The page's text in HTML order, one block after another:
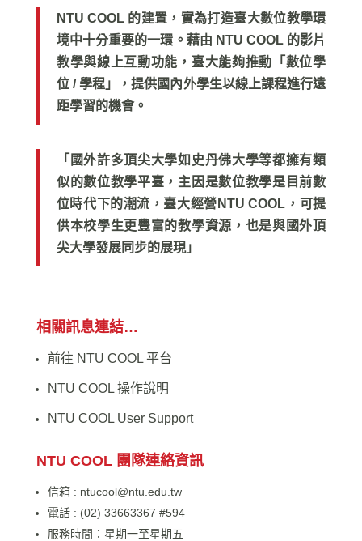
NTU COOL 的建置，實為打造臺大數位教學環
境中十分重要的一環。藉由 NTU COOL 的影片
教學與線上互動功能，臺大能夠推動「數位學
位 / 學程」，提供國內外學生以線上課程進行遠
距學習的機會。
「國外許多頂尖大學如史丹佛大學等都擁有類
似的數位教學平臺，主因是數位教學是目前數
位時代下的潮流，臺大經營NTU COOL，可提
供本校學生更豐富的教學資源，也是與國外頂
尖大學發展同步的展現」
相關訊息連結…
前往 NTU COOL 平台
NTU COOL 操作說明
NTU COOL User Support
NTU COOL 團隊連絡資訊
信箱 : ntucool@ntu.edu.tw
電話 : (02) 33663367 #594
服務時間：星期一至星期五